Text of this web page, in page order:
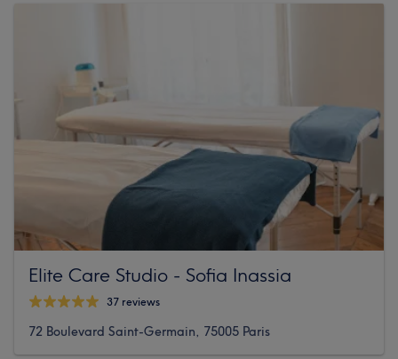
Elite Care Studio - Sofia Inassia
37 reviews
72 Boulevard Saint-Germain, 75005 Paris